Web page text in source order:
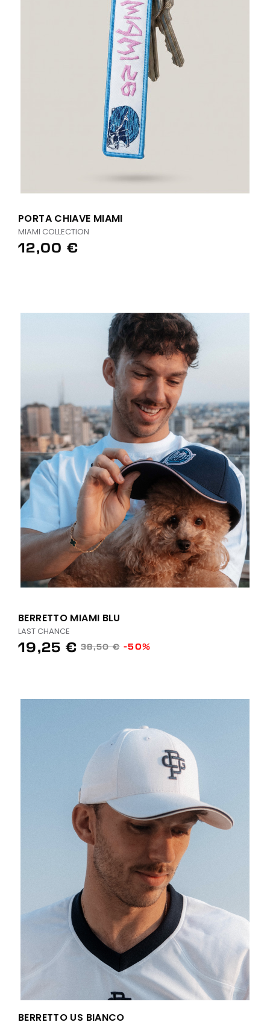
PORTA CHIAVE MIAMI
MIAMI COLLECTION
12,00 €
BERRETTO MIAMI BLU
LAST CHANCE
19,25 € 38,50 € -50%
BERRETTO US BIANCO